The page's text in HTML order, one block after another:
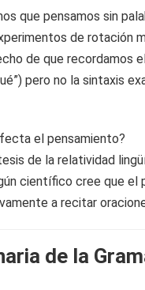
que pensamos sin
de rotación
de que recordamos
pero no la sintaxis
el pensamiento?
de la relatividad
científico cree que el
a recitar
de la